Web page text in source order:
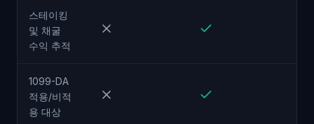
스테이킹
및 채굴
수익 추적
1099-DA
적용/비적
용 대상